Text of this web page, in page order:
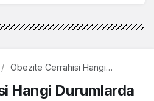
Obezite Cerrahisi Hangi
Hangi Durumlarda